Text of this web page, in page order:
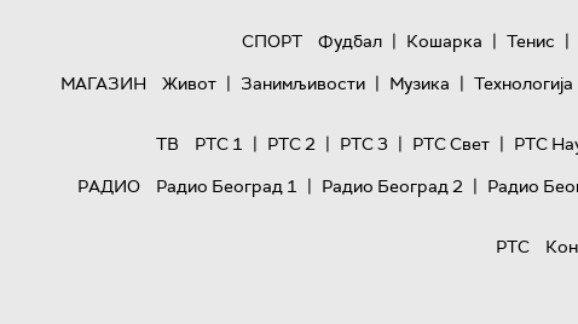
СПОРТ
Фудбал | Кошарка | Тенис |
МАГАЗИН
Живот | Занимљивости | Музика | Технологијa
ТВ
РТС 1 | РТС 2 | РТС 3 | РТС Свет | РТС
РАДИО
Радио Београд 1 | Радио Београд 2 | Радио
РТС